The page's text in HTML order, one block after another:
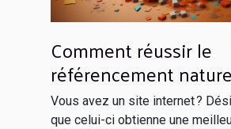
Comment réussir le
référencement
efficacement ?
Vous avez un site internet ?
que celui-ci obtienne une